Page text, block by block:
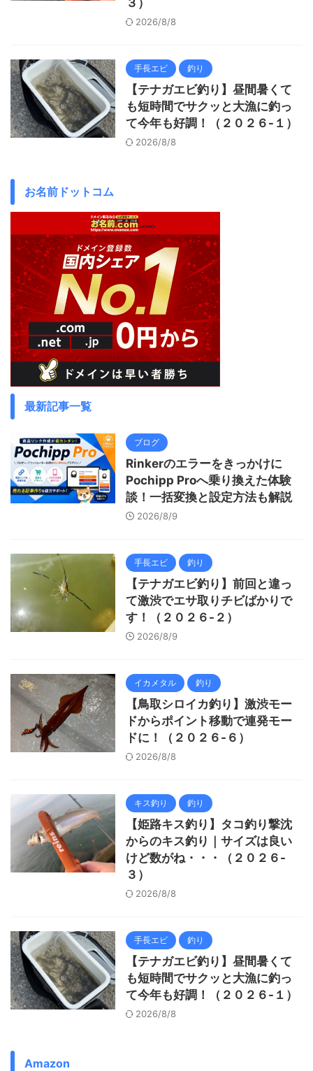
2026/8/8
手長エビ 釣り
【テナガエビ釣り】昼間暑くて
も短時間でサクッと大漁に釣っ
て今年も好調！（２０２６-１）
2026/8/8
お名前ドットコム
最新記事一覧
ブログ
Rinkerのエラーをきっかけに
Pochipp Proへ乗り換えた体験
談！一括変換と設定方法も解説
2026/8/9
手長エビ 釣り
【テナガエビ釣り】前回と違っ
て激渋でエサ取りチビばかりで
す！（２０２６-２）
2026/8/9
イカメタル 釣り
【鳥取シロイカ釣り】激渋モー
ドからポイント移動で連発モー
ドに！（２０２６-６）
2026/8/8
キス釣り 釣り
【姫路キス釣り】タコ釣り撃沈
からのキス釣り｜サイズは良い
けど数がね・・・（２０２６-
３）
2026/8/8
手長エビ 釣り
【テナガエビ釣り】昼間暑くて
も短時間でサクッと大漁に釣っ
て今年も好調！（２０２６-１）
2026/8/8
Amazon